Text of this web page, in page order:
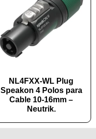
NL4FXX-WL Plug
Speakon 4 Polos para
Cable 10-16mm –
Neutrik.